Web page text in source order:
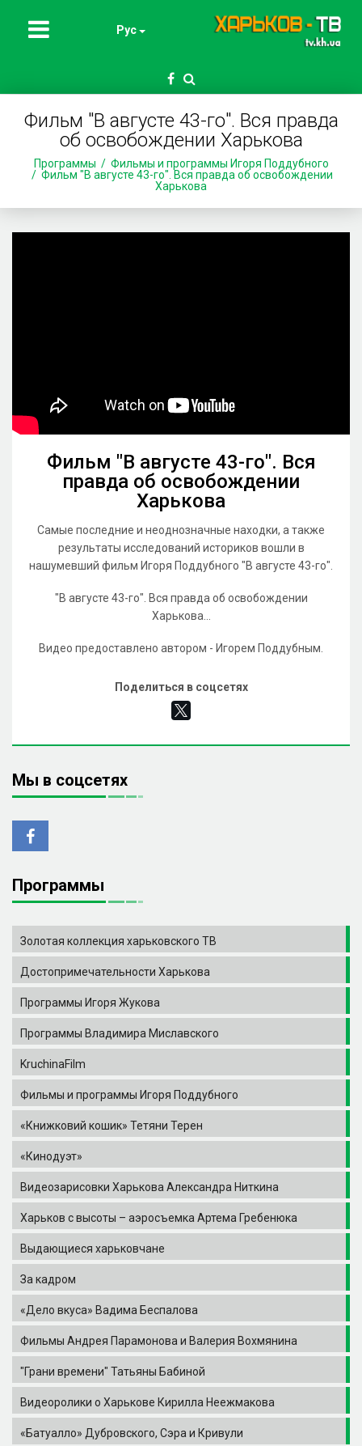
Рус
Фильм "В августе 43-го". Вся правда
об освобождении Харькова
Программы
Фильмы и программы Игоря Поддубного
Фильм "В августе 43-го". Вся правда об освобождении
Харькова
Фильм "В августе 43-го". Вся
правда об освобождении
Харькова
Самые последние и неоднозначные находки, а также
результаты исследований историков вошли в
нашумевший фильм Игоря Поддубного "В августе 43-го".
"В августе 43-го". Вся правда об освобождении
Харькова...
Видео предоставлено автором - Игорем Поддубным.
Поделиться в соцсетях
Мы в соцсетях
Программы
Золотая коллекция харьковского ТВ
Достопримечательности Харькова
Программы Игоря Жукова
Программы Владимира Миславского
KruchinaFilm
Фильмы и программы Игоря Поддубного
«Книжковий кошик» Тетяни Терен
«Кинодуэт»
Видеозарисовки Харькова Александра Ниткина
Харьков с высоты – аэросъемка Артема Гребенюка
Выдающиеся харьковчане
За кадром
«Дело вкуса» Вадима Беспалова
Фильмы Андрея Парамонова и Валерия Вохмянина
"Грани времени" Татьяны Бабиной
Видеоролики о Харькове Кирилла Неежмакова
«Батуалло» Дубровского, Сэра и Кривули